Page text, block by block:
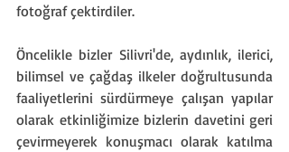
fotoğraf çektirdiler.
Öncelikle bizler Silivri'de, aydınlık, ilerici,
bilimsel ve çağdaş ilkeler doğrultusunda
faaliyetlerini sürdürmeye çalışan yapılar
olarak etkinliğimize bizlerin davetini geri
çevirmeyerek konuşmacı olarak katılma